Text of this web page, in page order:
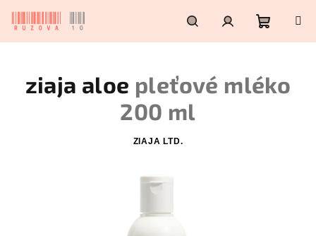
HledatPřihlášeníNákupní
košík
ziaja aloe pleťové mléko
200 ml
ZIAJA LTD.